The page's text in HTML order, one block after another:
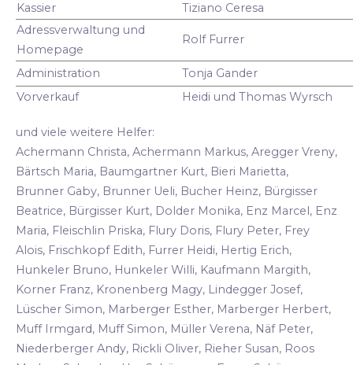
Kassier
Tiziano Ceresa
Adressverwaltung und
Homepage
Rolf Furrer
Administration
Tonja Gander
Vorverkauf
Heidi und Thomas Wyrsch
und viele weitere Helfer:
Achermann Christa, Achermann Markus, Aregger Vreny,
Bärtsch Maria, Baumgartner Kurt, Bieri Marietta,
Brunner Gaby, Brunner Ueli, Bucher Heinz, Bürgisser
Beatrice, Bürgisser Kurt, Dolder Monika, Enz Marcel, Enz
Maria, Fleischlin Priska, Flury Doris, Flury Peter, Frey
Alois, Frischkopf Edith, Furrer Heidi, Hertig Erich,
Hunkeler Bruno, Hunkeler Willi, Kaufmann Margith,
Korner Franz, Kronenberg Magy, Lindegger Josef,
Lüscher Simon, Marberger Esther, Marberger Herbert,
Muff Irmgard, Muff Simon, Müller Verena, Näf Peter,
Niederberger Andy, Rickli Oliver, Rieher Susan, Roos